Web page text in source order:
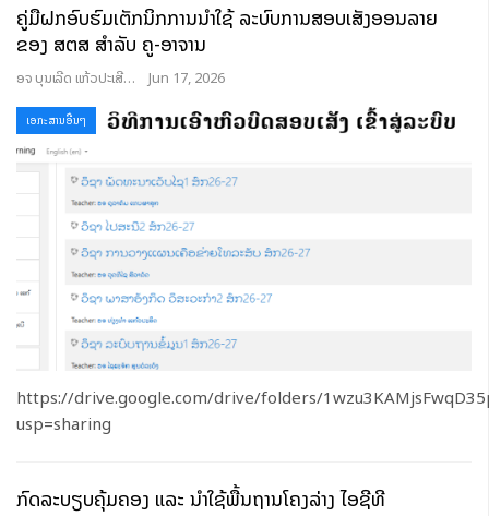
ຄູ່ມືຝຶກອົບຮົມເຕັກນິກການນຳໃຊ້ ລະບົບການສອບເສັງອອນລາຍ
ຂອງ ສຕສ ສຳລັບ ຄູ-ອາຈານ
ອຈ ບຸນເລີດ ແກ້ວປະເສີດ Jun 17, 2026
ເອກະສານອື່ນໆ
https://drive.google.com/drive/folders/
usp=sharing
ກົດລະບຽບຄຸ້ມຄອງ ແລະ ນໍາໃຊ້ພື້ນຖານໂຄງລ່າງ ໄອຊີທີ